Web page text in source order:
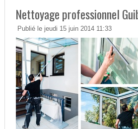
Nettoyage professionnel
Publié le jeudi 15 juin 2014 11:33